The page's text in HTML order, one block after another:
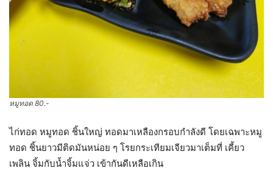
หมูทอด 80.-
ไก่ทอด หมูทอด ชิ้นใหญ่ ทอดมาเหลืองกรอบกำลังดี โดยเฉพาะหมู
ทอด ชิ้นยาวมีติดมันหน่อย ๆ โรยกระเทียมเจียวมาเต็มที่ เคี้ยว
เพลิน จิ้มกับน้ำจิ้มแจ่ว เข้ากันดีเหลือเกิน